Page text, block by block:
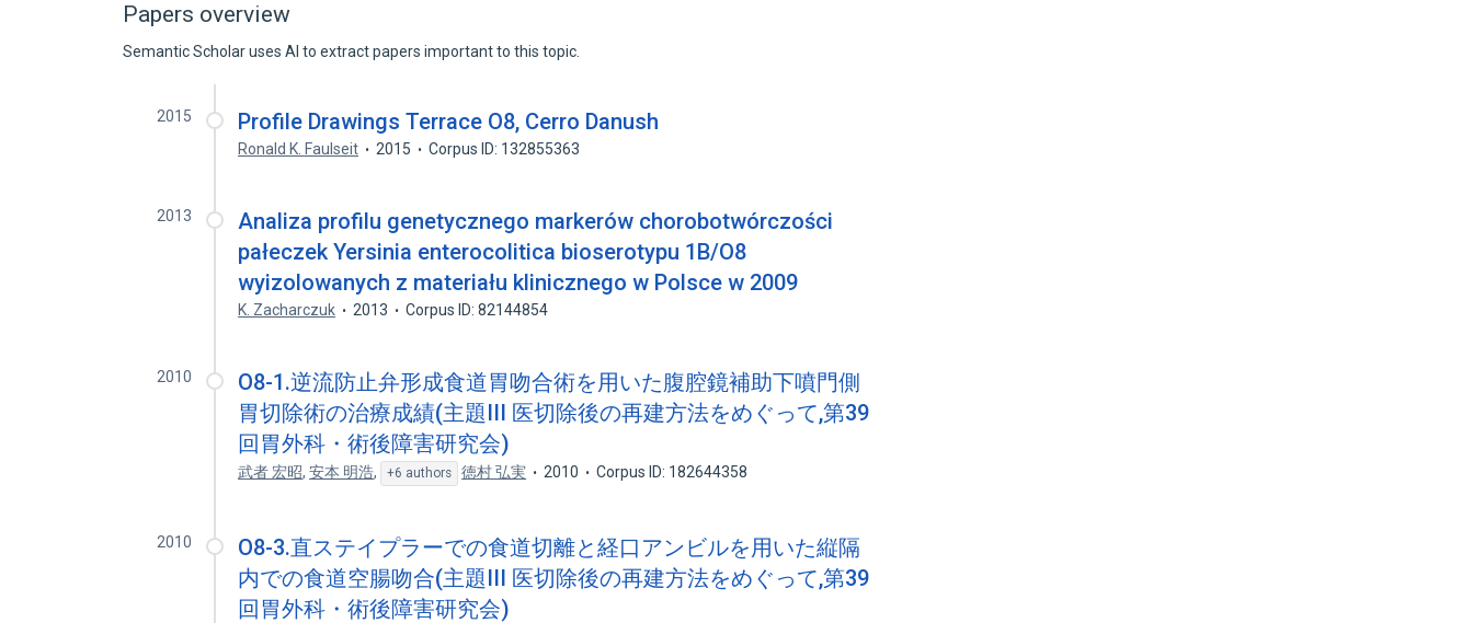
Papers overview
Semantic Scholar uses AI to extract papers important to this topic.
2015 Profile Drawings Terrace O8, Cerro Danush
Ronald K. Faulseit 2015 Corpus ID: 132855363
2013
Analiza profilu genetycznego markerów chorobotwórczości
pałeczek Yersinia enterocolitica bioserotypu 1B/O8
wyizolowanych z materiału klinicznego w Polsce w 2009
K. Zacharczuk 2013 Corpus ID: 82144854
2010
O8-1.逆流防止弁形成食道胃吻合術を用いた腹腔鏡補助下噴門側
胃切除術の治療成績(主題III 医切除後の再建方法をめぐって,第39
回胃外科・術後障害研究会)
武者 宏昭,安本 明浩, +6 authors 徳村 弘実 2010 Corpus ID: 182644358
2010
O8-3.直ステイプラーでの食道切離と経口アンビルを用いた縦隔
内での食道空腸吻合(主題III 医切除後の再建方法をめぐって,第39
回胃外科・術後障害研究会)